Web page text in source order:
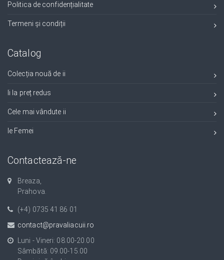
Politica de confidențialitate
Termeni și condiții
Catalog
Colecția nouă de ii
Ii la preț redus
Cele mai vândute ii
Ie Femei
Contactează-ne
Breaza,
Prahova.
(+4) 0735 41 86 01
contact@pravaliacuii.ro
Luni - Vineri: 08.00-20.00
Sâmbătă: 09.00-15.00